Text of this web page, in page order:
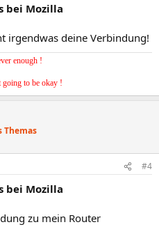
bei Mozilla
irgendwas deine Verbindung!
enough !
to be okay !
Themas
#4
bei Mozilla
zu mein Router